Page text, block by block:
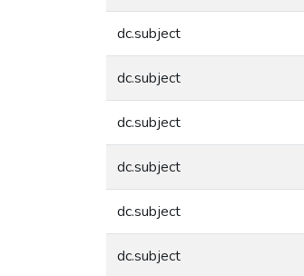
dc.subject
dc.subject
dc.subject
dc.subject
dc.subject
dc.subject